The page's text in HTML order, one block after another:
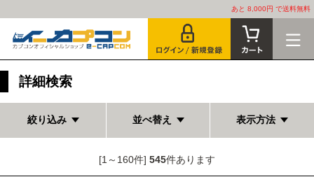
あと 8,000円 で送料無料
詳細検索
絞り込み 並べ替え 表示方法
[1～160件] 545件あります